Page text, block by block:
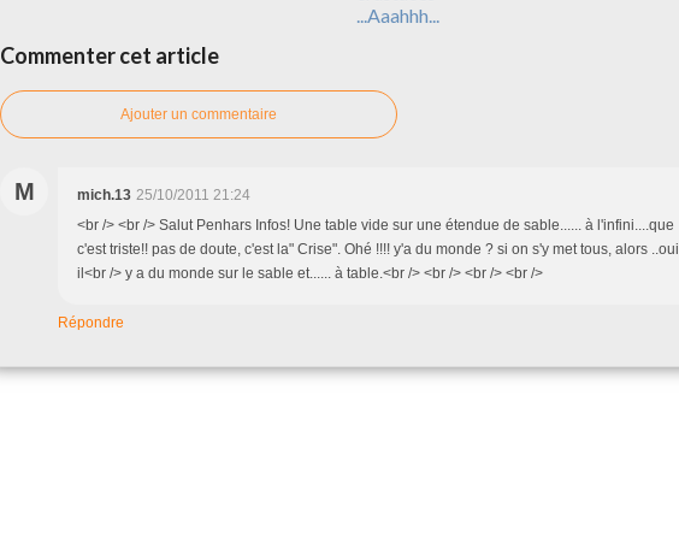
...Aaahhh...
Commenter cet article
Ajouter un commentaire
M mich.13 25/10/2011 21:24
<br /> <br /> Salut Penhars Infos! Une table vide sur une étendue de sable...... à l'infini....que
c'est triste!! pas de doute, c'est la" Crise". Ohé !!!! y'a du monde ? si on s'y met tous, alors ..oui
il<br /> y a du monde sur le sable et...... à table.<br /> <br /> <br /> <br />
Répondre